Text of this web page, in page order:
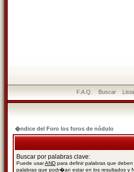
F.A.Q. Buscar
�ndice del Foro los foros de nódulo
Buscar por palabras clave:
Puede usarAND para definir palabras que deben
palabras que podr�an estar en los resultados y